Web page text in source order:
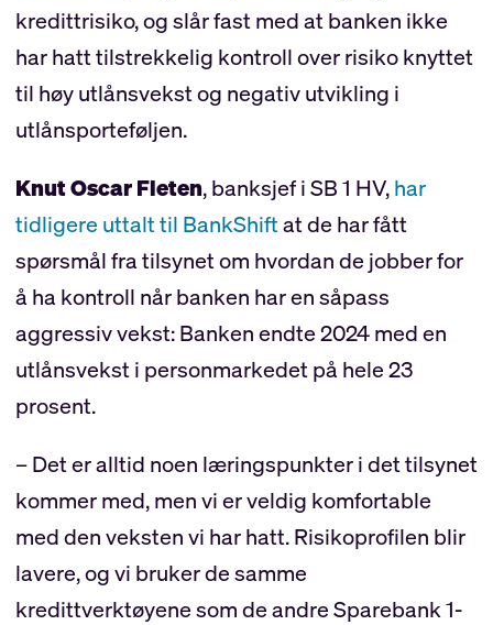
kredittrisiko, og slår fast med at banken ikke
har hatt tilstrekkelig kontroll over risiko knyttet
til høy utlånsvekst og negativ utvikling i
utlånsporteføljen.
Knut Oscar Fleten, banksjef i SB 1 HV,har
tidligere uttalt til BankShiftat de har fått
spørsmål fra tilsynet om hvordan de jobber for
å ha kontroll når banken har en såpass
aggressiv vekst: Banken endte 2024 med en
utlånsvekst i personmarkedet på hele 23
prosent.
– Det er alltid noen læringspunkter i det tilsynet
kommer med, men vi er veldig komfortable
med den veksten vi har hatt. Risikoprofilen blir
lavere, og vi bruker de samme
kredittverktøyene som de andre Sparebank 1-